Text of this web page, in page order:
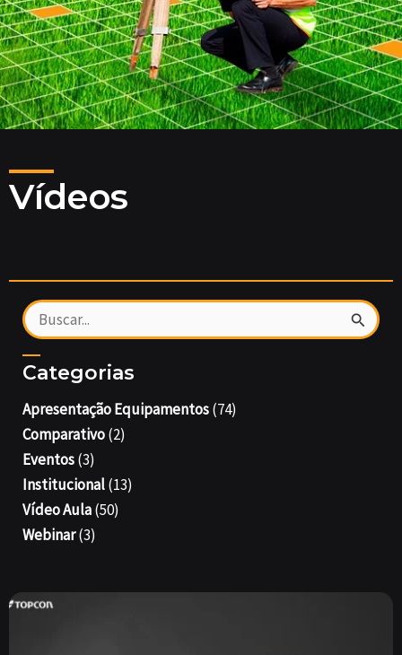
Vídeos
Pesquisar
por:
Categorias
Apresentação Equipamentos(74)
Comparativo(2)
Eventos(3)
Institucional(13)
Vídeo Aula(50)
Webinar(3)